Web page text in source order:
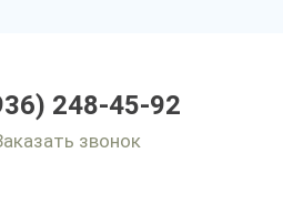
248-45-92
звонок